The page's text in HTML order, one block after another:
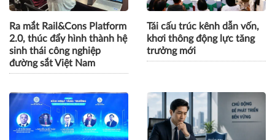
Ra mắt Rail&Cons Platform
2.0, thúc đẩy hình thành hệ
sinh thái công nghiệp
đường sắt Việt Nam
Tái cấu trúc kênh dẫn vốn,
khơi thông động lực tăng
trưởng mới